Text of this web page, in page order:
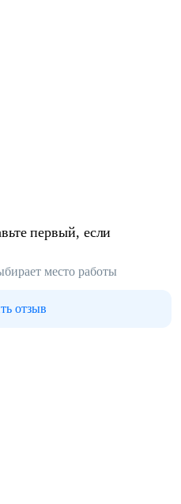
первый, если
место работы
отзыв